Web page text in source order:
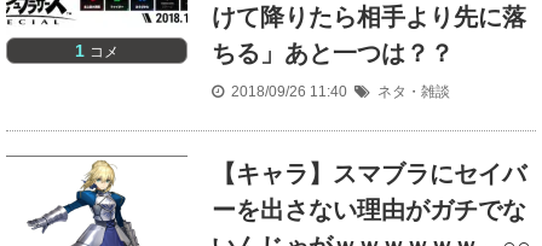
1 コメ
けて降りたら相手より先に落
ちる」あと一つは？？
2018/09/26 11:40 ネタ・雑談
【キャラ】スマブラにセイバ
ーを出さない理由がガチでな